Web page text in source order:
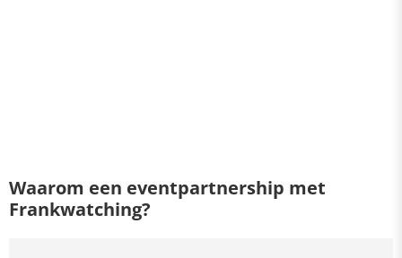
Waarom een eventpartnership met
Frankwatching?